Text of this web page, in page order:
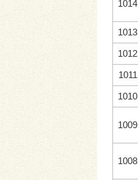
1014
1013
1012
1011
1010
1009
1008